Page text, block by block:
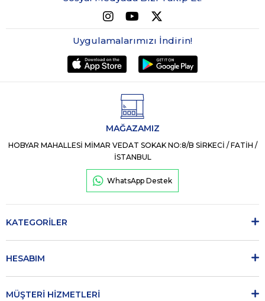
Uygulamalarımızı İndirin!
MAĞAZAMIZ
HOBYAR MAHALLESİ MİMAR VEDAT SOKAK NO:8/B SİRKECİ / FATİH /
İSTANBUL
WhatsApp Destek
KATEGORİLER
HESABIM
MÜŞTERİ HİZMETLERİ